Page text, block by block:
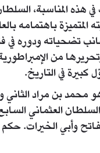
في هذه المناسبة،
باهتمامه
تضحياته ودوره في
من
في التاريخ.
محمد بن مراد الثاني
السلطان العثماني
وأبي الخيرات.